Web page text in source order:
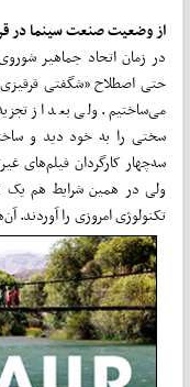
از وضعیت صنعت سینما در
در زمان اتحاد جماهیر
حتی اصطلاح «شگفتی
می‌ساختیم. ولی بعد از
سختی را به خود دید و
سه‌چهار کارگردان فیلم‌های
ولی در همین شرایط هم یک
تکنولوژی امروزی راآوردند.